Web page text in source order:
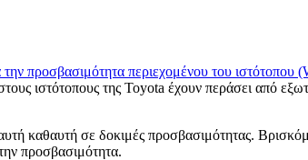
την προσβασιμότητα περιεχομένου του
ιστότοπους της Toyota έχουν περάσει από
καθαυτή σε δοκιμές προσβασιμότητας.
προσβασιμότητα.